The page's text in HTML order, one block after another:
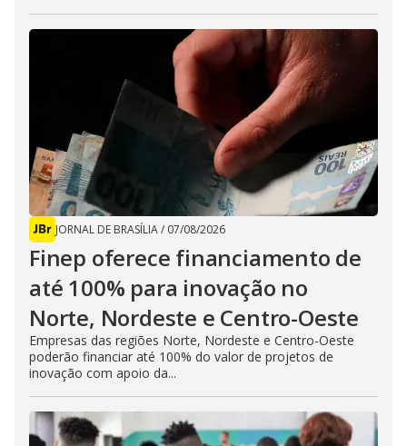
JORNAL DE BRASÍLIA/ 07/08/2026
Finep oferece financiamento de
até 100% para inovação no
Norte, Nordeste e Centro-Oeste
Empresas das regiões Norte, Nordeste e Centro-Oeste
poderão financiar até 100% do valor de projetos de
inovação com apoio da...